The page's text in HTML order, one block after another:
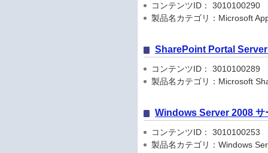
コンテンツID： 3010100290
製品名カテゴリ：Microsoft
SharePoint Portal Server
コンテンツID： 3010100289
製品名カテゴリ：Microsoft
Windows Server 2008 サ
コンテンツID： 3010100253
製品名カテゴリ：Windows